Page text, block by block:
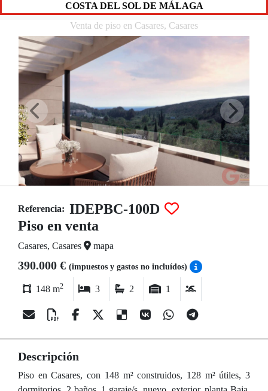
COSTA DEL SOL DE MÁLAGA
Venta de piso en Casares, Casares
Referencia: IDEPBC-100D
Piso en venta
Casares, Casares mapa
390.000 € (impuestos y gastos no incluídos)
148 m2 3 2 1
Descripción
Piso en Casares, con 148 m² construidos, 128 m² útiles, 3